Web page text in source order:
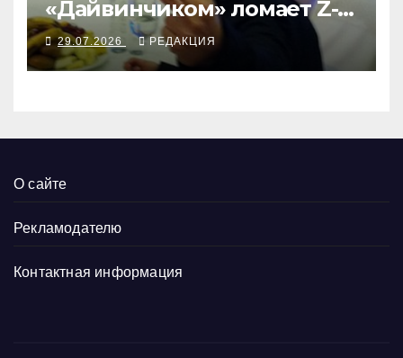
«Дайвинчиком» ломает Z-
логистику
29.07.2026 РЕДАКЦИЯ
О сайте
Рекламодателю
Контактная информация